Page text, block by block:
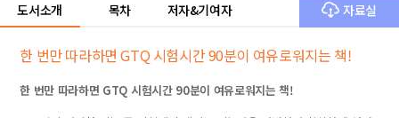
도서소개 목차 저자&기여자 자료실
한 번만 따라하면 GTQ 시험시간 90분이 여유로워지는 책!
한 번만 따라하면 GTQ 시험시간 90분이 여유로워지는 책!